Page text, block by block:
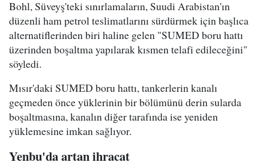
Bohl, Süveyş'teki sınırlamaların, Suudi Arabistan'ın
düzenli ham petrol teslimatlarını sürdürmek için başlıca
alternatiflerinden biri haline gelen "SUMED boru hattı
üzerinden boşaltma yapılarak kısmen telafi edileceğini"
söyledi.
Mısır'daki SUMED boru hattı, tankerlerin kanalı
geçmeden önce yüklerinin bir bölümünü derin sularda
boşaltmasına, kanalın diğer tarafında ise yeniden
yüklemesine imkan sağlıyor.
Yenbu'da artan ihracat